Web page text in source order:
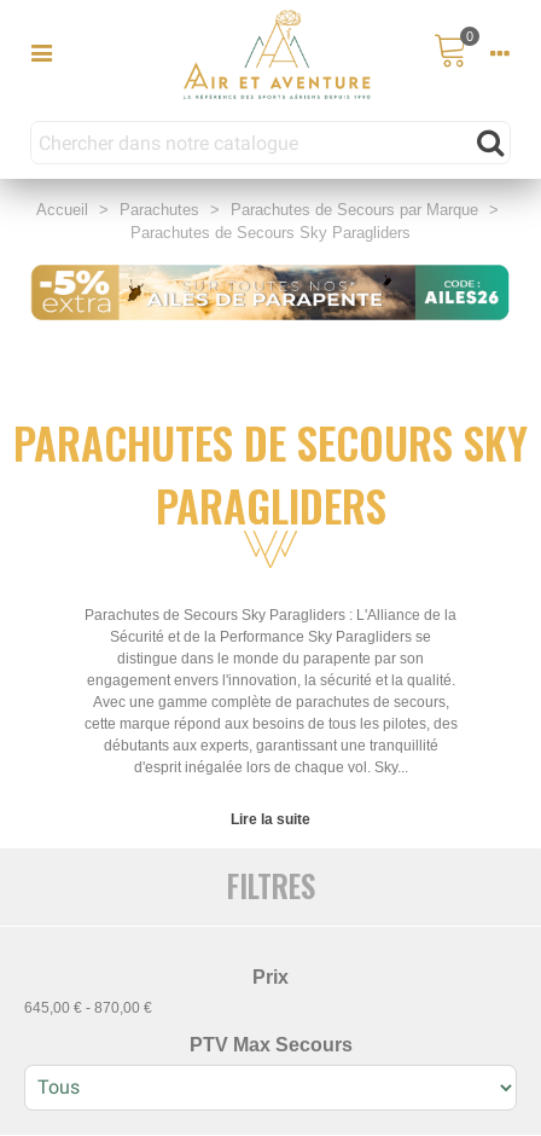
0
Accueil > Parachutes > Parachutes de Secours par Marque >
Parachutes de Secours Sky Paragliders
FILTRES
Prix
645,00 € - 870,00 €
PTV Max Secours
PARACHUTES DE SECOURS SKY
PARAGLIDERS
Parachutes de Secours Sky Paragliders : L'Alliance de la
Sécurité et de la Performance Sky Paragliders se
distingue dans le monde du parapente par son
engagement envers l'innovation, la sécurité et la qualité.
Avec une gamme complète de parachutes de secours,
cette marque répond aux besoins de tous les pilotes, des
débutants aux experts, garantissant une tranquillité
d'esprit inégalée lors de chaque vol. Sky...
Lire la suite